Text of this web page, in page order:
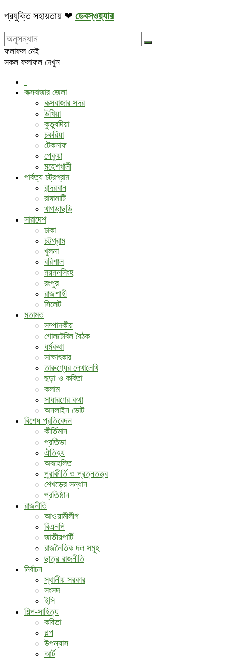
প্রযুক্তি সহায়তায় ❤ ডেবস্ওয়্যার
ফলাফল নেই
সকল ফলাফল দেখুন
কক্সবাজার জেলা
কক্সবাজার সদর
উখিয়া
কুতুবদিয়া
চকরিয়া
টেকনাফ
পেকুয়া
মহেশখালী
পার্বত্য চট্রগ্রাম
বান্দরবান
রাঙ্গামাটি
খাগড়াছড়ি
সারাদেশ
ঢাকা
চট্টগ্রাম
খুলনা
বরিশাল
ময়মনসিংহ
রংপুর
রাজশাহী
সিলেট
মতামত
সম্পাদকীয়
গোলটেবিল বৈঠক
ধর্মকথা
সাক্ষাৎকার
তারুণ্যের লেখালেখি
ছড়া ও কবিতা
কলাম
সাধারণের কথা
অনলাইন ভোট
বিশেষ প্রতিবেদন
কীর্তিমান
প্রতিভা
ঐতিহ্য
অবহেলিত
পুরাকীর্তি ও প্রত্নতত্ত্ব
শেখড়ের সন্ধান
প্রতিষ্ঠান
রাজনীতি
আওয়ামীলীগ
বিএনপি
জাতীয়পার্টি
রাজনৈতিক দল সমূহ
ছাত্র রাজনীতি
নির্বাচন
স্থানীয় সরকার
সংসদ
ইসি
শিল্প-সাহিত্য
কবিতা
গল্প
উপন্যাস
আর্ট